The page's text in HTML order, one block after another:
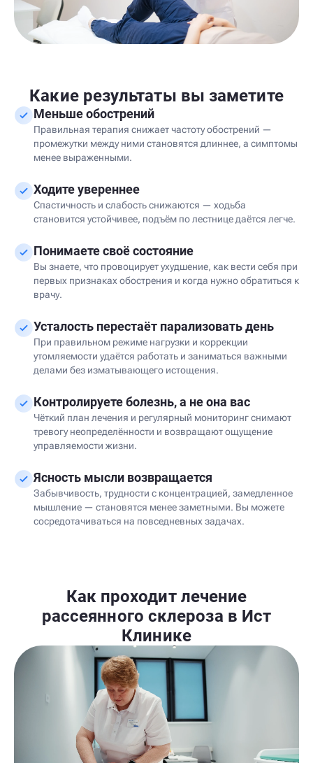
Какие результаты вы заметите
Меньше обострений
Правильная терапия снижает частоту обострений —
промежутки между ними становятся длиннее, а симптомы
менее выраженными.
Ходите увереннее
Спастичность и слабость снижаются — ходьба
становится устойчивее, подъём по лестнице даётся легче.
Понимаете своё состояние
Вы знаете, что провоцирует ухудшение, как вести себя при
первых признаках обострения и когда нужно обратиться к
врачу.
Усталость перестаёт парализовать день
При правильном режиме нагрузки и коррекции
утомляемости удаётся работать и заниматься важными
делами без изматывающего истощения.
Контролируете болезнь, а не она вас
Чёткий план лечения и регулярный мониторинг снимают
тревогу неопределённости и возвращают ощущение
управляемости жизни.
Ясность мысли возвращается
Забывчивость, трудности с концентрацией, замедленное
мышление — становятся менее заметными. Вы можете
сосредотачиваться на повседневных задачах.
Как проходит лечение
рассеянного склероза в Ист
Клинике